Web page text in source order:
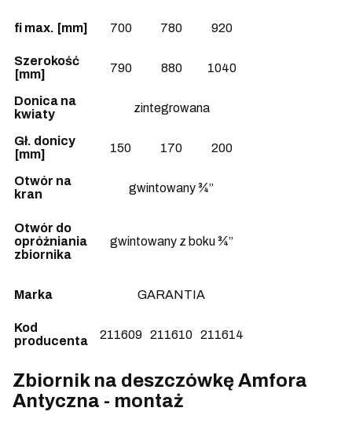
fi max. [mm] 700 780 920
Szerokość
[mm]
790 880 1040
Donica na
kwiaty
zintegrowana
Gł. donicy
[mm]
150 170 200
Otwór na
kran
gwintowany ¾”
Otwór do
opróżniania
zbiornika
gwintowany z boku ¾”
Marka GARANTIA
Kod
producenta
211609 211610 211614
Zbiornik na deszczówkę Amfora
Antyczna - montaż